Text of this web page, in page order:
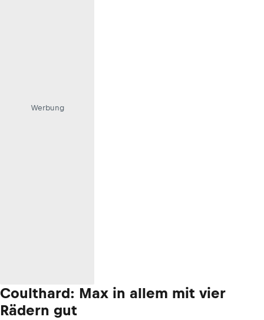
Werbung
Coulthard: Max in allem mit vier
Rädern gut